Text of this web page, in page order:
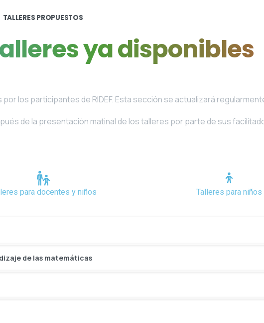
TALLERES PROPUESTOS
yadisponibles
los participantes de RIDEF. Esta sección se actualizará
de la presentación matinal de los talleres por parte de sus
para docentes y niños Talleres para niños
de las matemáticas